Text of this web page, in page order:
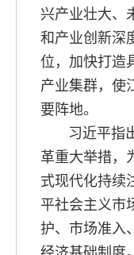
兴产业壮大、
和产业创新深
位，加快打造
产业集群，使
要阵地。
习近平指出
革重大举措，
式现代化持续
平社会主义市
护、市场准入